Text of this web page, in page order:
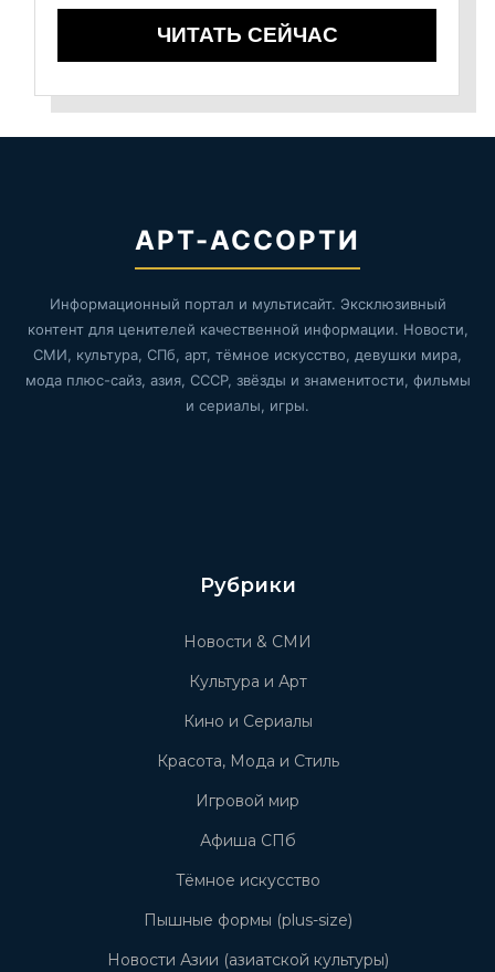
ЧИТАТЬ СЕЙЧАС
АРТ-АССОРТИ
Информационный портал и мультисайт. Эксклюзивный
контент для ценителей качественной информации. Новости,
СМИ, культура, СПб, арт, тёмное искусство, девушки мира,
мода плюс-сайз, азия, СССР, звёзды и знаменитости, фильмы
и сериалы, игры.
Рубрики
Новости & СМИ
Культура и Арт
Кино и Сериалы
Красота, Мода и Стиль
Игровой мир
Афиша СПб
Тёмное искусство
Пышные формы (plus-size)
Новости Азии (азиатской культуры)